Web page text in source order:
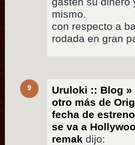
mismo.
con respecto a
rodada en gran
9
Uruloki :: Blog »
otro más de
fecha de
se va a
remak dijo: